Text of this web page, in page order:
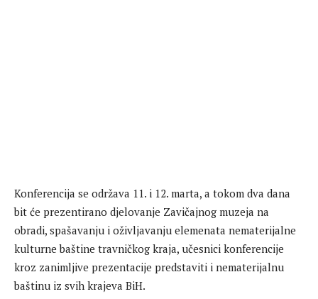
Konferencija se održava 11. i 12. marta, a tokom dva dana
bit će prezentirano djelovanje Zavičajnog muzeja na
obradi, spašavanju i oživljavanju elemenata nematerijalne
kulturne baštine travničkog kraja, učesnici konferencije
kroz zanimljive prezentacije predstaviti i nematerijalnu
baštinu iz svih krajeva BiH.